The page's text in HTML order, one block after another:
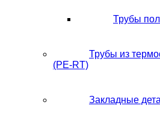
Трубы
Трубы из
(PE-RT)
Закладные